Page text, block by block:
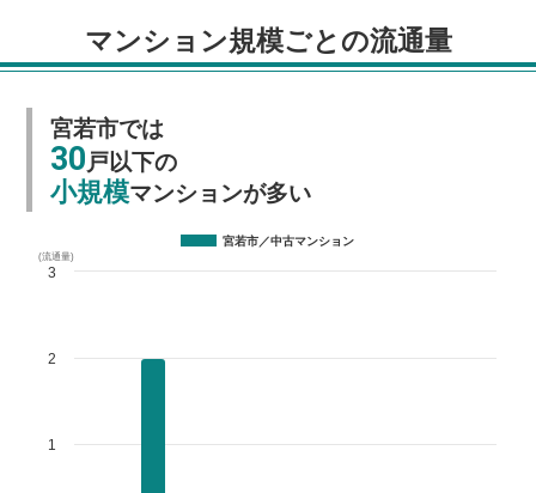
マンション規模ごとの流通量
宮若市では
30戸以下の
小規模マンションが多い
(流通量)
宮若市／中古マンション
1
2
3